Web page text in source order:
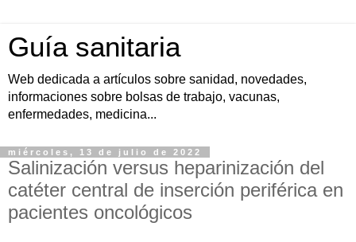
Guía sanitaria
Web dedicada a artículos sobre sanidad, novedades,
informaciones sobre bolsas de trabajo, vacunas,
enfermedades, medicina...
miércoles, 13 de julio de 2022
Salinización versus heparinización del
catéter central de inserción periférica en
pacientes oncológicos